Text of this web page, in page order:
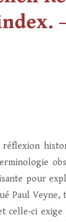
pour
Paul
celle‑ci